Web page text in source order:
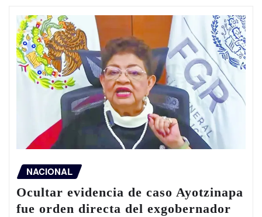
NACIONAL
Ocultar evidencia de caso Ayotzinapa
fue orden directa del exgobernador